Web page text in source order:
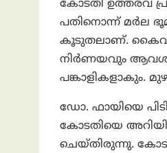
കോടതി ഉത്തരവ്
പതിനൊന്ന് മർല
കൂടുതലാണ്.
നിർണയവും
പങ്കാളികളാകും.
ഡോ. ഫായിയെ
കോടതിയെ
ചെയ്തിരുന്നു.